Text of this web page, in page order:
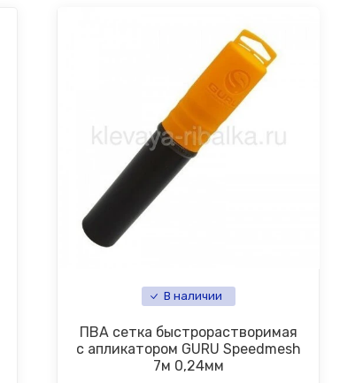
В наличии
ПВА сетка быстрорастворимая
с апликатором GURU Speedmesh
7м 0,24мм